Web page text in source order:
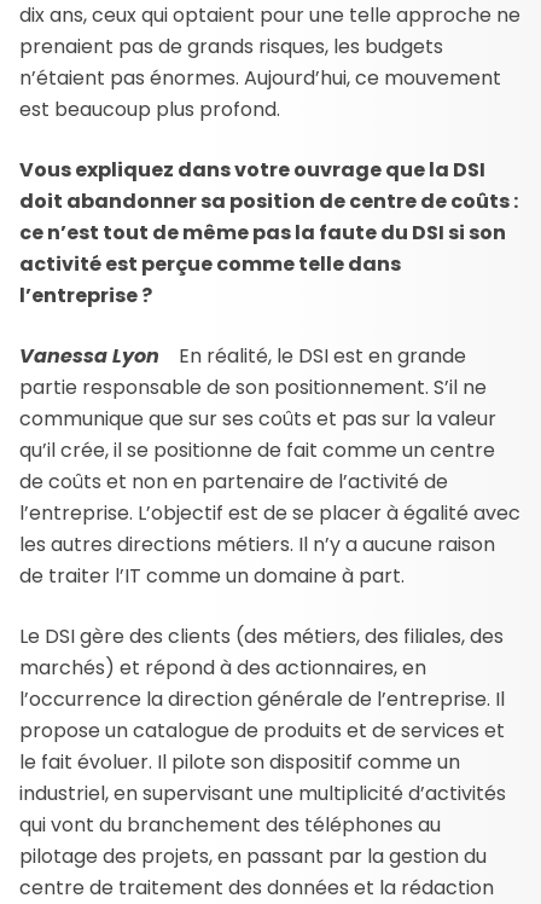
dix ans, ceux qui optaient pour une telle approche ne
prenaient pas de grands risques, les budgets
n’étaient pas énormes. Aujourd’hui, ce mouvement
est beaucoup plus profond.
Vous expliquez dans votre ouvrage que la DSI
doit abandonner sa position de centre de coûts :
ce n’est tout de même pas la faute du DSI si son
activité est perçue comme telle dans
l’entreprise ?
Vanessa Lyon En réalité, le DSI est en grande
partie responsable de son positionnement. S’il ne
communique que sur ses coûts et pas sur la valeur
qu’il crée, il se positionne de fait comme un centre
de coûts et non en partenaire de l’activité de
l’entreprise. L’objectif est de se placer à égalité avec
les autres directions métiers. Il n’y a aucune raison
de traiter l’IT comme un domaine à part.
Le DSI gère des clients (des métiers, des filiales, des
marchés) et répond à des actionnaires, en
l’occurrence la direction générale de l’entreprise. Il
propose un catalogue de produits et de services et
le fait évoluer. Il pilote son dispositif comme un
industriel, en supervisant une multiplicité d’activités
qui vont du branchement des téléphones au
pilotage des projets, en passant par la gestion du
centre de traitement des données et la rédaction